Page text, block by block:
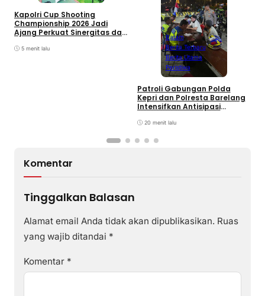
Kapolri Cup Shooting
Championship 2026 Jadi
Ajang Perkuat Sinergitas dan
5 menit lalu
Batam
Berita Terbaru
Berita Utama
Peristiwa
Patroli Gabungan Polda
Kepri dan Polresta Barelang
Intensifkan Antisipasi
Balap Liar
20 menit lalu
Komentar
Tinggalkan Balasan
Alamat email Anda tidak akan dipublikasikan. Ruas
yang wajib ditandai *
Komentar *